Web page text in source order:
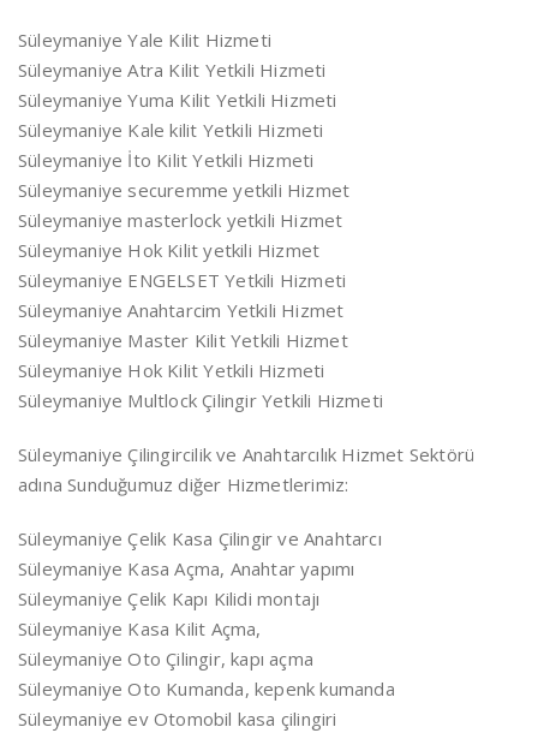
Süleymaniye Yale Kilit Hizmeti
Süleymaniye Atra Kilit Yetkili Hizmeti
Süleymaniye Yuma Kilit Yetkili Hizmeti
Süleymaniye Kale kilit Yetkili Hizmeti
Süleymaniye İto Kilit Yetkili Hizmeti
Süleymaniye securemme yetkili Hizmet
Süleymaniye masterlock yetkili Hizmet
Süleymaniye Hok Kilit yetkili Hizmet
Süleymaniye ENGELSET Yetkili Hizmeti
Süleymaniye Anahtarcim Yetkili Hizmet
Süleymaniye Master Kilit Yetkili Hizmet
Süleymaniye Hok Kilit Yetkili Hizmeti
Süleymaniye Multlock Çilingir Yetkili Hizmeti
Süleymaniye Çilingircilik ve Anahtarcılık Hizmet Sektörü
adına Sunduğumuz diğer Hizmetlerimiz:
Süleymaniye Çelik Kasa Çilingir ve Anahtarcı
Süleymaniye Kasa Açma, Anahtar yapımı
Süleymaniye Çelik Kapı Kilidi montajı
Süleymaniye Kasa Kilit Açma,
Süleymaniye Oto Çilingir, kapı açma
Süleymaniye Oto Kumanda, kepenk kumanda
Süleymaniye ev Otomobil kasa çilingiri